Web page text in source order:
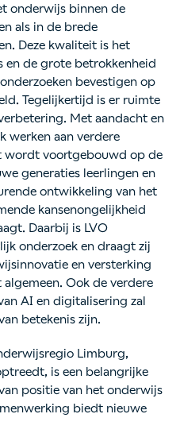
onderwijs binnen de
als in de brede
Deze kwaliteit is het
en de grote betrokkenheid
bevestigen op
Tegelijkertijd is er ruimte
Met aandacht en
werken aan verdere
voortgebouwd op de
generaties leerlingen en
ontwikkeling van het
kansenongelijkheid
Daarbij is LVO
onderzoek en draagt zij
en versterking
Ook de verdere
AI en digitalisering zal
betekenis zijn.
Limburg,
is een belangrijke
positie van het onderwijs
biedt nieuwe